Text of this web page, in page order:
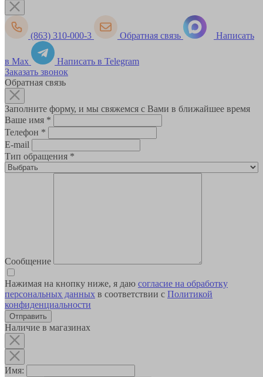
(863) 310-000-3 Обратная связь Написать
в Max
Написать в Telegram
Заказать звонок
Обратная связь
Заполните форму, и мы свяжемся с Вами в ближайшее время
Ваше имя *
Телефон *
E-mail
Тип обращения *
Сообщение
Нажимая на кнопку ниже, я даю согласие на обработку
персональных данных в соответствии с Политикой
конфиденциальности
Наличие в магазинах
Имя: